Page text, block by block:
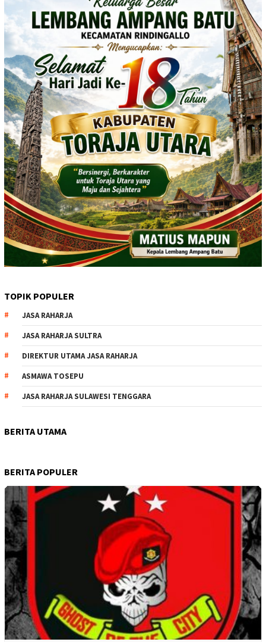
TOPIK POPULER
JASA RAHARJA
JASA RAHARJA SULTRA
DIREKTUR UTAMA JASA RAHARJA
ASMAWA TOSEPU
JASA RAHARJA SULAWESI TENGGARA
BERITA UTAMA
BERITA POPULER